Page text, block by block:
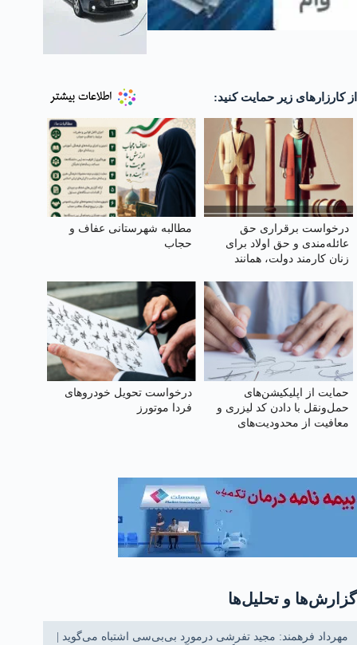
از کارزارهای زیر حمایت کنید:
درخواست برقراری حق
عائله‌مندی و حق اولاد برای
زنان کارمند دولت، همانند
مطالبه شهرستانی عفاف و
حجاب
حمایت از اپلیکیشن‌های
حمل‌ونقل با دادن کد لیزری و
معافیت از محدودیت‌های
درخواست تحویل خودروهای
فردا موتورز
گزارش‌ها و تحلیل‌ها
مهرداد فرهمند: مجید تفرشی درمورد بی‌بی‌سی اشتباه می‌گوید |